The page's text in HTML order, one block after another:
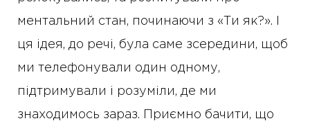
ментальний стан, починаючи з «Ти як?». І
ця ідея, до речі, була саме зсередини, щоб
ми телефонували один одному,
підтримували і розуміли, де ми
знаходимось зараз. Приємно бачити, що